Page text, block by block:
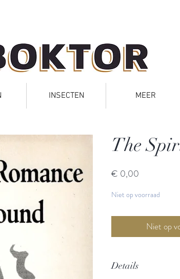
INSECTEN MEER
The
€ 0,00
Niet op voorraad
Details